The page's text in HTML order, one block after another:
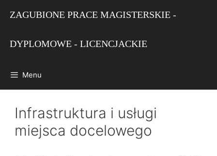
ZAGUBIONE PRACE MAGISTERSKIE -
DYPLOMOWE - LICENCJACKIE
Menu
Infrastruktura i usługi
miejsca docelowego